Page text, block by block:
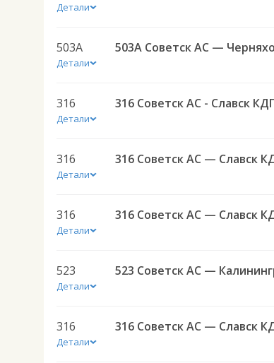
Детали
503А
Детали
316
Детали
316 Советск АС - Славск
316
Детали
316 Советск АС — Славск
316
Детали
316 Советск АС — Славск
523
Детали
523 Советск АС —
316
Детали
316 Советск АС — Славск